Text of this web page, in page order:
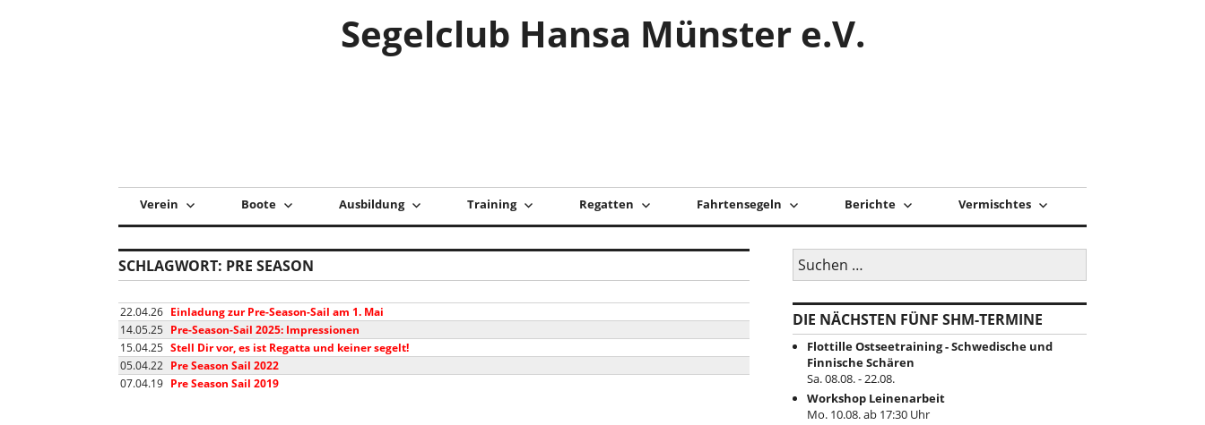
Segelclub Hansa Münster e.V.
Verein Boote Ausbildung Training Regatten Fahrtensegeln Berichte Vermischtes
SCHLAGWORT: PRE SEASON
22.04.26 Einladung zur Pre-Season-Sail am 1. Mai
14.05.25 Pre-Season-Sail 2025: Impressionen
15.04.25 Stell Dir vor, es ist Regatta und keiner segelt!
05.04.22 Pre Season Sail 2022
07.04.19 Pre Season Sail 2019
Suchen
nach:
DIE NÄCHSTEN FÜNF SHM-TERMINE
Flottille Ostseetraining - Schwedische und
Finnische Schären
Sa. 08.08. - 22.08.
Workshop Leinenarbeit
Mo. 10.08. ab 17:30 Uhr